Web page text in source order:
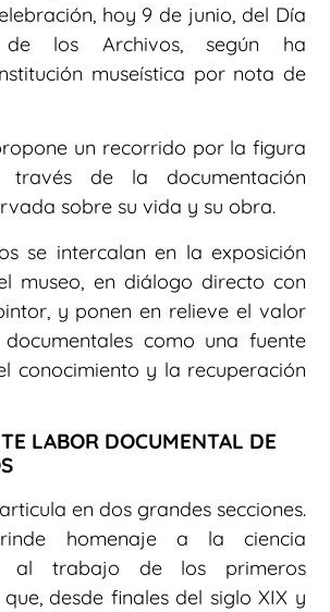
hoy 9 de junio, del Día
de los Archivos, según ha
museística por nota de
un recorrido por la figura
de la documentación
sobre su vida y su obra.
se intercalan en la exposición
museo, en diálogo directo con
y ponen en relieve el valor
como una fuente
conocimiento y la recuperación
LABOR DOCUMENTAL DE
en dos grandes secciones.
homenaje a la ciencia
al trabajo de los primeros
desde finales del siglo XIX y